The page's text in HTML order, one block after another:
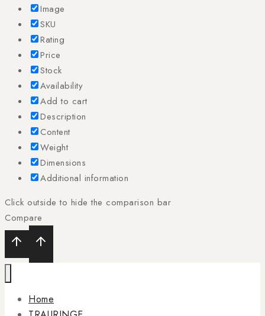
Image
SKU
Rating
Price
Stock
Availability
Add to cart
Description
Content
Weight
Dimensions
Additional information
Click outside to hide the comparison bar
Compare
Home